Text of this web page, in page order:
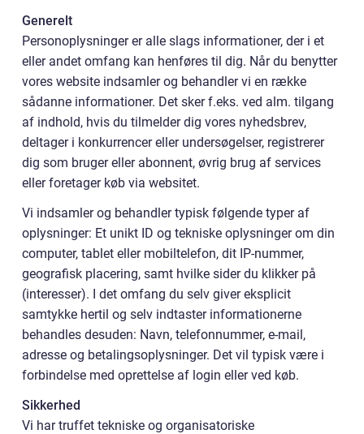
Generelt
Personoplysninger er alle slags informationer, der i et
eller andet omfang kan henføres til dig. Når du benytter
vores website indsamler og behandler vi en række
sådanne informationer. Det sker f.eks. ved alm. tilgang
af indhold, hvis du tilmelder dig vores nyhedsbrev,
deltager i konkurrencer eller undersøgelser, registrerer
dig som bruger eller abonnent, øvrig brug af services
eller foretager køb via websitet.
Vi indsamler og behandler typisk følgende typer af
oplysninger: Et unikt ID og tekniske oplysninger om din
computer, tablet eller mobiltelefon, dit IP-nummer,
geografisk placering, samt hvilke sider du klikker på
(interesser). I det omfang du selv giver eksplicit
samtykke hertil og selv indtaster informationerne
behandles desuden: Navn, telefonnummer, e-mail,
adresse og betalingsoplysninger. Det vil typisk være i
forbindelse med oprettelse af login eller ved køb.
Sikkerhed
Vi har truffet tekniske og organisatoriske